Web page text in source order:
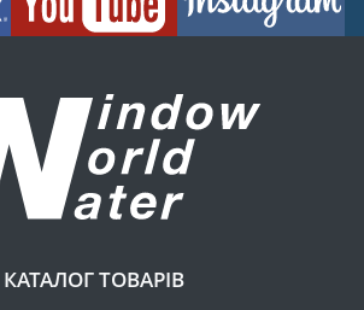
КАТАЛОГ ТОВАРІВ